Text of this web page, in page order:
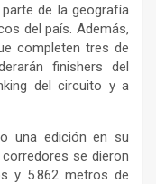
de la geografía
del país. Además,
completen tres de
finishers del
del circuito y a
una edición en su
se dieron
y 5.862 metros de